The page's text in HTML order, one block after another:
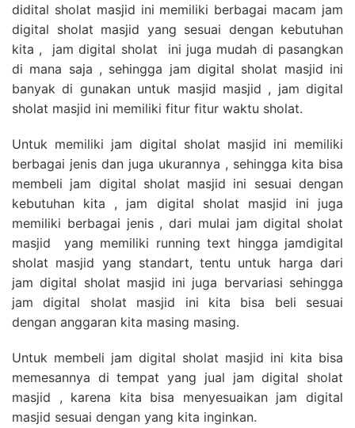
didital sholat masjid ini memiliki berbagai macam jam
digital sholat masjid yang sesuai dengan kebutuhan
kita , jam digital sholat ini juga mudah di pasangkan
di mana saja , sehingga jam digital sholat masjid ini
banyak di gunakan untuk masjid masjid , jam digital
sholat masjid ini memiliki fitur fitur waktu sholat.
Untuk memiliki jam digital sholat masjid ini memiliki
berbagai jenis dan juga ukurannya , sehingga kita bisa
membeli jam digital sholat masjid ini sesuai dengan
kebutuhan kita , jam digital sholat masjid ini juga
memiliki berbagai jenis , dari mulai jam digital sholat
masjid yang memiliki running text hingga jamdigital
sholat masjid yang standart, tentu untuk harga dari
jam digital sholat masjid ini juga bervariasi sehingga
jam digital sholat masjid ini kita bisa beli sesuai
dengan anggaran kita masing masing.
Untuk membeli jam digital sholat masjid ini kita bisa
memesannya di tempat yang jual jam digital sholat
masjid , karena kita bisa menyesuaikan jam digital
masjid sesuai dengan yang kita inginkan.